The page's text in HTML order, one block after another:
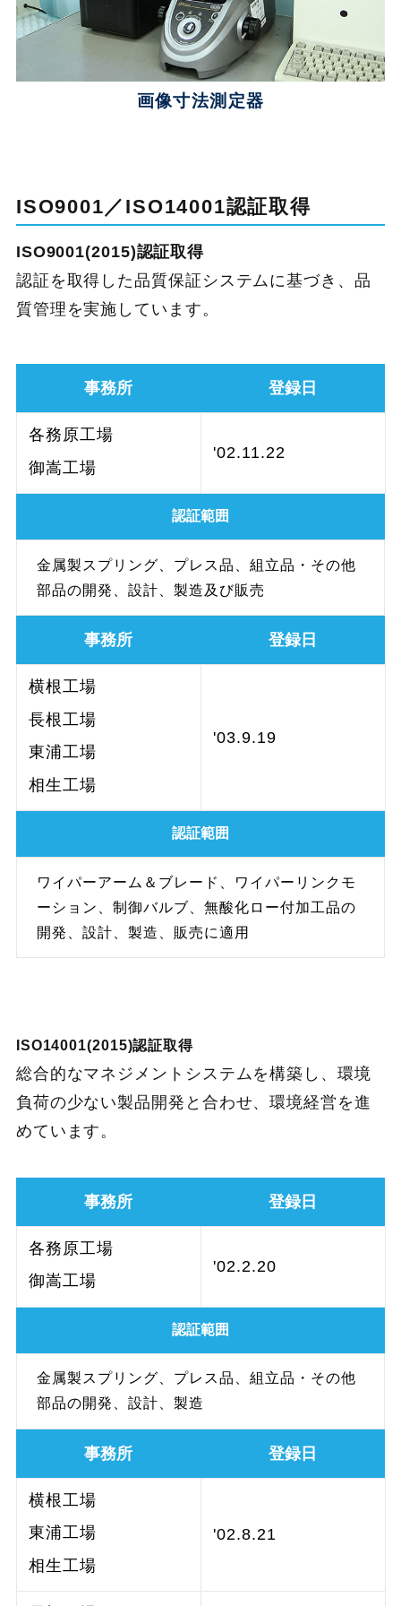
画像寸法測定器
ISO9001／ISO14001認証取得
ISO9001(2015)認証取得
認証を取得した品質保証システムに基づき、品
質管理を実施しています。
事務所 登録日
各務原工場
御嵩工場
'02.11.22
認証範囲
金属製スプリング、プレス品、組立品・その他
部品の開発、設計、製造及び販売
事務所 登録日
横根工場
長根工場
東浦工場
相生工場
'03.9.19
認証範囲
ワイパーアーム＆ブレード、ワイパーリンクモ
ーション、制御バルブ、無酸化ロー付加工品の
開発、設計、製造、販売に適用
ISO14001(2015)認証取得
総合的なマネジメントシステムを構築し、環境
負荷の少ない製品開発と合わせ、環境経営を進
めています。
事務所 登録日
各務原工場
御嵩工場
'02.2.20
認証範囲
金属製スプリング、プレス品、組立品・その他
部品の開発、設計、製造
事務所 登録日
横根工場
東浦工場
相生工場
'02.8.21